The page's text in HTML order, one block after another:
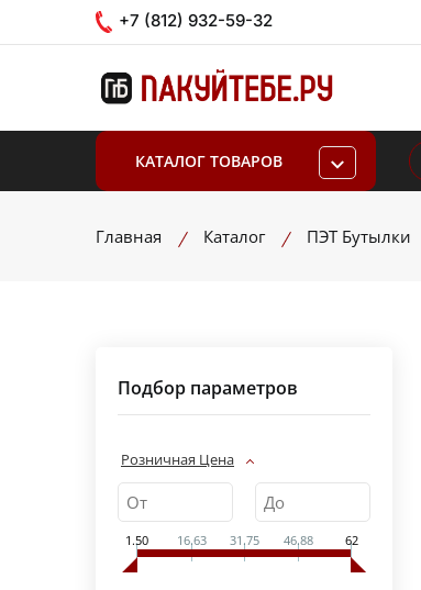
+7 (812) 932-59-32
КАТАЛОГ ТОВАРОВ
Главная Каталог ПЭТ Бутылки
Подбор параметров
Розничная Цена
1.50 16.63 31.75 46.88 62